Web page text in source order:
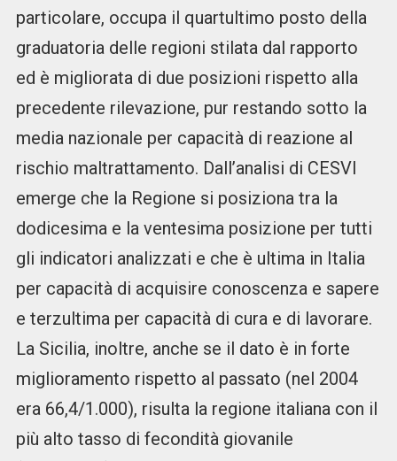
particolare, occupa il quartultimo posto della
graduatoria delle regioni stilata dal rapporto
ed è migliorata di due posizioni rispetto alla
precedente rilevazione, pur restando sotto la
media nazionale per capacità di reazione al
rischio maltrattamento. Dall’analisi di CESVI
emerge che la Regione si posiziona tra la
dodicesima e la ventesima posizione per tutti
gli indicatori analizzati e che è ultima in Italia
per capacità di acquisire conoscenza e sapere
e terzultima per capacità di cura e di lavorare.
La Sicilia, inoltre, anche se il dato è in forte
miglioramento rispetto al passato (nel 2004
era 66,4/1.000), risulta la regione italiana con il
più alto tasso di fecondità giovanile